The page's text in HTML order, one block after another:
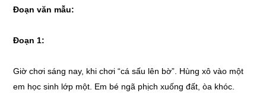
Đoạn văn mẫu:
Đoạn 1:
Giờ chơi sáng nay, khi chơi “cá sấu lên bờ”. Hùng xô vào một
em học sinh lớp một. Em bé ngã phịch xuống đất, òa khóc.